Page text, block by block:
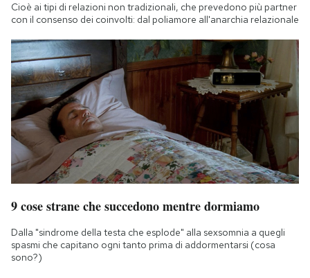
Cioè ai tipi di relazioni non tradizionali, che prevedono più partner
con il consenso dei coinvolti: dal poliamore all'anarchia relazionale
9 cose strane che succedono mentre dormiamo
Dalla "sindrome della testa che esplode" alla sexsomnia a quegli
spasmi che capitano ogni tanto prima di addormentarsi (cosa
sono?)